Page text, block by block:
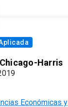
Harris
Económicas y